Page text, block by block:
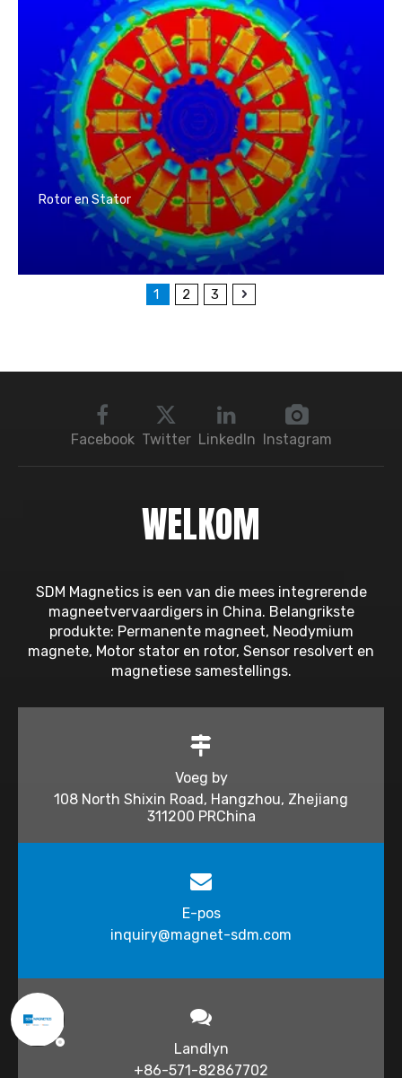
Rotor en Stator
1 2 3
Facebook Twitter LinkedIn Instagram
WELKOM
SDM Magnetics is een van die mees integrerende
magneetvervaardigers in China. Belangrikste
produkte: Permanente magneet, Neodymium
magnete, Motor stator en rotor, Sensor resolvert en
magnetiese samestellings.
Voeg by
108 North Shixin Road, Hangzhou, Zhejiang
311200 PRChina
E-pos
inquiry@magnet-sdm.com
Landlyn
+86-571-82867702